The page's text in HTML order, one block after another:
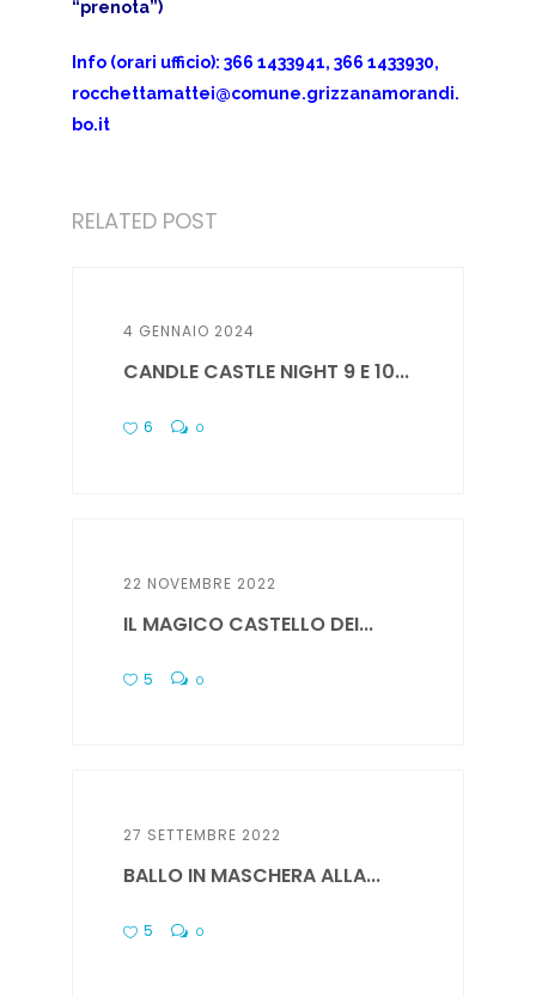
“prenota”)
Info (orari ufficio): 366 1433941, 366 1433930,
rocchettamattei@comune.grizzanamorandi.
bo.it
RELATED POST
4 GENNAIO 2024
CANDLE CASTLE NIGHT 9 E 10...
6 0
22 NOVEMBRE 2022
IL MAGICO CASTELLO DEI...
5 0
27 SETTEMBRE 2022
BALLO IN MASCHERA ALLA...
5 0